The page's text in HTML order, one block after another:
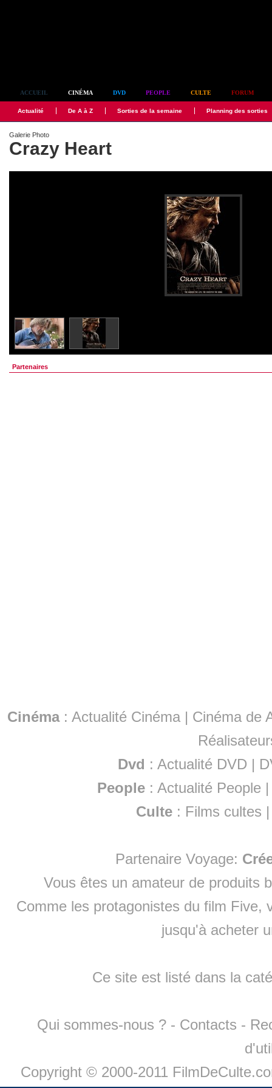
ACCUEIL CINÉMA DVD PEOPLE CULTE FORUM
Actualité De A à Z Sorties de la semaine Planning des sorties
Galerie Photo
Crazy Heart
Partenaires
Cinéma: Actualité Cinéma | Cinéma de
Dvd : Actualité DVD |
People :Actualité People
Culte : Films cultes
Partenaire Voyage:
Vous êtes un amateur de produits
Comme les protagonistes du film Five,
jusqu'à acheter
Ce site est listé dans la
Qui sommes-nous ? - Contacts -
Copyright © 2000-2011